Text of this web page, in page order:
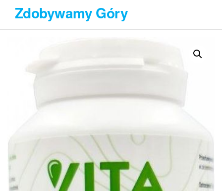
Przejdź
treści
Zdobywamy Góry